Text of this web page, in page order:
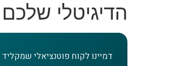
הדיגיטלי
דמיינו לקוח פוטנציאלי